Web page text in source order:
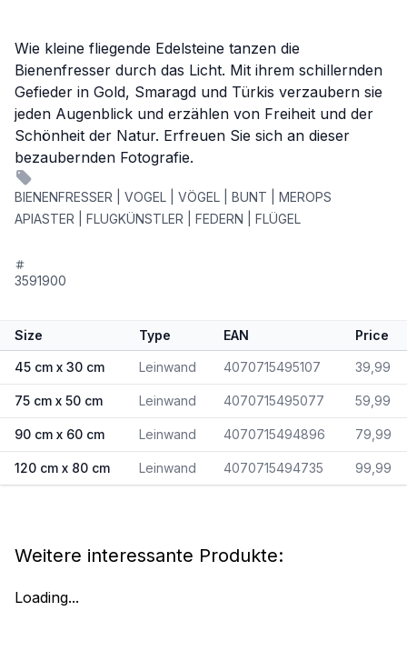
Wie kleine fliegende Edelsteine tanzen die
Bienenfresser durch das Licht. Mit ihrem schillernden
Gefieder in Gold, Smaragd und Türkis verzaubern sie
jeden Augenblick und erzählen von Freiheit und der
Schönheit der Natur. Erfreuen Sie sich an dieser
bezaubernden Fotografie.
BIENENFRESSER | VOGEL | VÖGEL | BUNT | MEROPS
APIASTER | FLUGKÜNSTLER | FEDERN | FLÜGEL
3591900
Size Type EAN Price
45 cm x 30 cm Leinwand 4070715495107 39,99
75 cm x 50 cm Leinwand 4070715495077 59,99
90 cm x 60 cm Leinwand 4070715494896 79,99
120 cm x 80 cm Leinwand 4070715494735 99,99
Weitere interessante Produkte:
Loading...